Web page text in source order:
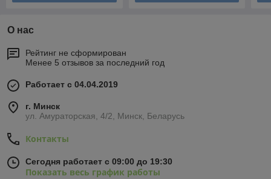
О нас
Рейтинг не сформирован
Менее 5 отзывов за последний год
Работает с 04.04.2019
г. Минск
ул. Амураторская, 4/2, Минск, Беларусь
Контакты
Сегодня работает с 09:00 до 19:30
Показать весь график работы